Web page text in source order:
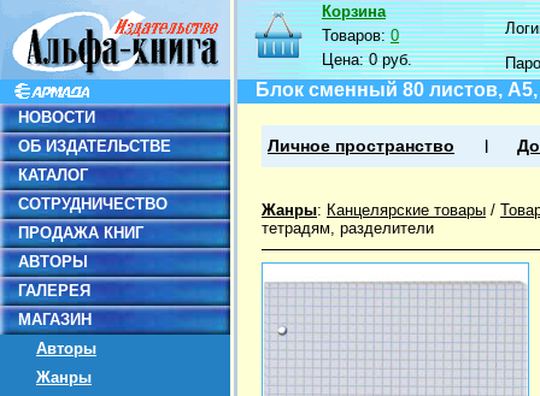
НОВОСТИ
ОБ ИЗДАТЕЛЬСТВЕ
КАТАЛОГ
СОТРУДНИЧЕСТВО
ПРОДАЖА КНИГ
АВТОРЫ
ГАЛЕРЕЯ
МАГАЗИН
Авторы
Жанры
Корзина
Товаров:0
Цена:0 руб.
Блок сменный 80 листов,
Личное пространство
Жанры: Канцелярские товары /
тетрадям, разделители